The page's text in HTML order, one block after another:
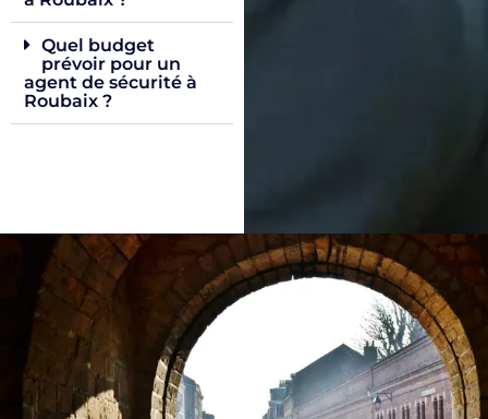
Quel budget
prévoir pour un
agent de sécurité à
Roubaix ?